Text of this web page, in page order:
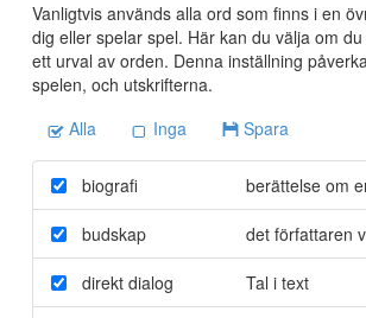
Vanligtvis används alla ord som finns i en
dig eller spelar spel. Här kan du välja om
ett urval av orden. Denna inställning
spelen, och utskrifterna.
Alla
Inga Spara
biografi berättelse om
budskap det författaren
direkt dialog Tal i text